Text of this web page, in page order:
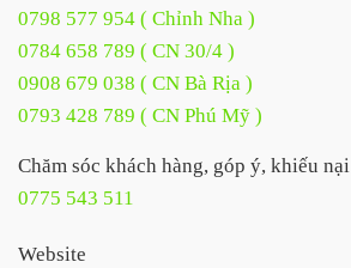
0798 577 954 ( Chỉnh Nha )
0784 658 789 ( CN 30/4 )
0908 679 038 ( CN Bà Rịa )
0793 428 789 ( CN Phú Mỹ )
Chăm sóc khách hàng, góp ý, khiếu nại
0775 543 511
Website